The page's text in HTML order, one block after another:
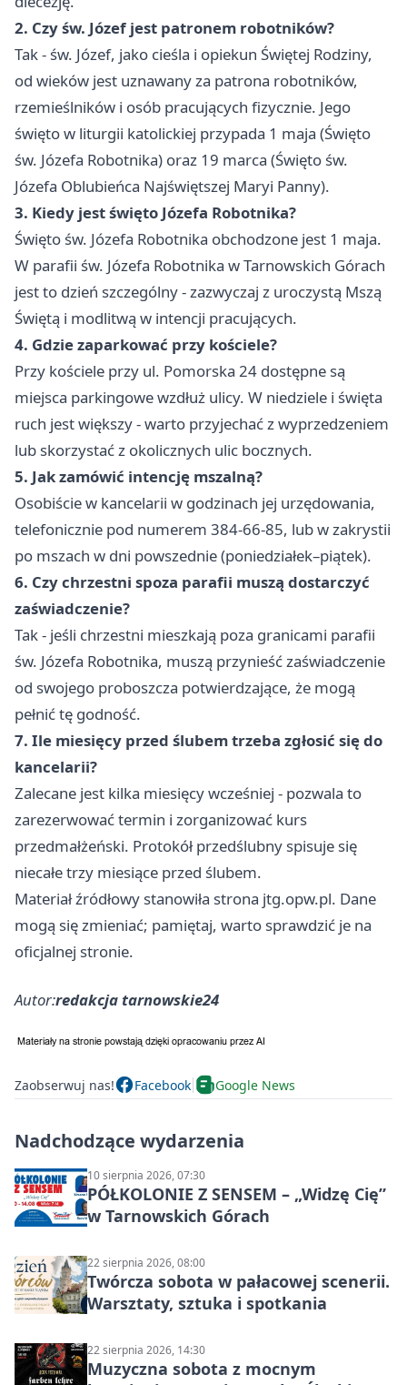
2. Czy św. Józef jest patronem robotników?
Tak - św. Józef, jako cieśla i opiekun Świętej Rodziny,
od wieków jest uznawany za patrona robotników,
rzemieślników i osób pracujących fizycznie. Jego
święto w liturgii katolickiej przypada 1 maja (Święto
św. Józefa Robotnika) oraz 19 marca (Święto św.
Józefa Oblubieńca Najświętszej Maryi Panny).
3. Kiedy jest święto Józefa Robotnika?
Święto św. Józefa Robotnika obchodzone jest 1 maja.
W parafii św. Józefa Robotnika w Tarnowskich Górach
jest to dzień szczególny - zazwyczaj z uroczystą Mszą
Świętą i modlitwą w intencji pracujących.
4. Gdzie zaparkować przy kościele?
Przy kościele przy ul. Pomorska 24 dostępne są
miejsca parkingowe wzdłuż ulicy. W niedziele i święta
ruch jest większy - warto przyjechać z wyprzedzeniem
lub skorzystać z okolicznych ulic bocznych.
5. Jak zamówić intencję mszalną?
Osobiście w kancelarii w godzinach jej urzędowania,
telefonicznie pod numerem 384-66-85, lub w zakrystii
po mszach w dni powszednie (poniedziałek–piątek).
6. Czy chrzestni spoza parafii muszą dostarczyć
zaświadczenie?
Tak - jeśli chrzestni mieszkają poza granicami parafii
św. Józefa Robotnika, muszą przynieść zaświadczenie
od swojego proboszcza potwierdzające, że mogą
pełnić tę godność.
7. Ile miesięcy przed ślubem trzeba zgłosić się do
kancelarii?
Zalecane jest kilka miesięcy wcześniej - pozwala to
zarezerwować termin i zorganizować kurs
przedmałżeński. Protokół przedślubny spisuje się
niecałe trzy miesiące przed ślubem.
Materiał źródłowy stanowiła strona jtg.opw.pl. Dane
mogą się zmieniać; pamiętaj, warto sprawdzić je na
oficjalnej stronie.
Autor:redakcja tarnowskie24
Zaobserwuj nas! Facebook Google News
Nadchodzące wydarzenia
10 sierpnia 2026, 07:30
PÓŁKOLONIE Z SENSEM – „Widzę Cię”
w Tarnowskich Górach
22 sierpnia 2026, 08:00
Twórcza sobota w pałacowej scenerii.
Warsztaty, sztuka i spotkania
22 sierpnia 2026, 14:30
Muzyczna sobota z mocnym